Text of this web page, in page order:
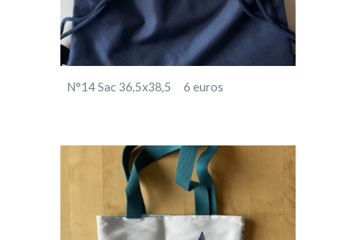
N°14Sac 36,5x38,5 6euros